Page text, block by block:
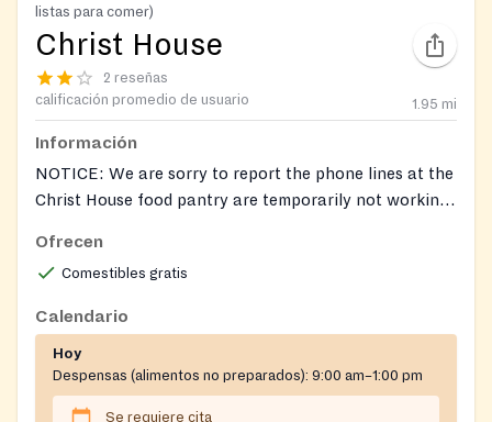
listas para comer)
Christ House
2 reseñas
calificación promedio de usuario
1.95 mi
Información
NOTICE: We are sorry to report the phone lines at the
Christ House food pantry are temporarily not working.
please email them directly. If you do not know the
name of the person, please email
CH@ccda.net
Ofrecen
Comestibles gratis
Calendario
Hoy
Despensas (alimentos no preparados): 9:00 am–1:00 pm
Se requiere cita